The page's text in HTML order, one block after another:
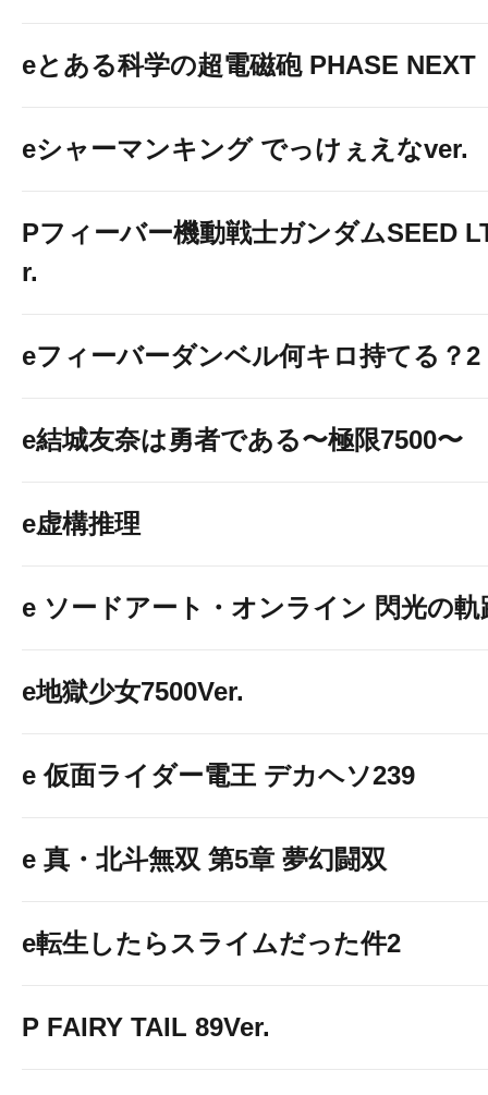
eとある科学の超電磁砲 PHASE NEXT
eシャーマンキング でっけぇえなver.
Pフィーバー機動戦士ガンダムSEED
r.
eフィーバーダンベル何キロ持てる？2
e結城友奈は勇者である〜極限7500〜
e虚構推理
e ソードアート・オンライン 閃光の軌
e地獄少女7500Ver.
e 仮面ライダー電王 デカヘソ239
e 真・北斗無双 第5章 夢幻闘双
e転生したらスライムだった件2
P FAIRY TAIL 89Ver.